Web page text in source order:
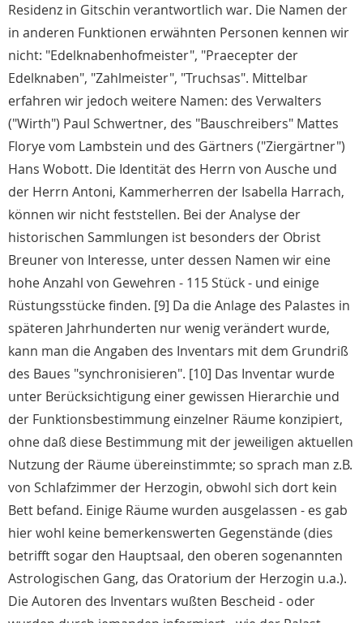
Residenz in Gitschin verantwortlich war. Die Namen der
in anderen Funktionen erwähnten Personen kennen wir
nicht: "Edelknabenhofmeister", "Praecepter der
Edelknaben", "Zahlmeister", "Truchsas". Mittelbar
erfahren wir jedoch weitere Namen: des Verwalters
("Wirth") Paul Schwertner, des "Bauschreibers" Mattes
Florye vom Lambstein und des Gärtners ("Ziergärtner")
Hans Wobott. Die Identität des Herrn von Ausche und
der Herrn Antoni, Kammerherren der Isabella Harrach,
können wir nicht feststellen. Bei der Analyse der
historischen Sammlungen ist besonders der Obrist
Breuner von Interesse, unter dessen Namen wir eine
hohe Anzahl von Gewehren - 115 Stück - und einige
Rüstungsstücke finden. [9] Da die Anlage des Palastes in
späteren Jahrhunderten nur wenig verändert wurde,
kann man die Angaben des Inventars mit dem Grundriß
des Baues "synchronisieren". [10] Das Inventar wurde
unter Berücksichtigung einer gewissen Hierarchie und
der Funktionsbestimmung einzelner Räume konzipiert,
ohne daß diese Bestimmung mit der jeweiligen aktuellen
Nutzung der Räume übereinstimmte; so sprach man z.B.
von Schlafzimmer der Herzogin, obwohl sich dort kein
Bett befand. Einige Räume wurden ausgelassen - es gab
hier wohl keine bemerkenswerten Gegenstände (dies
betrifft sogar den Hauptsaal, den oberen sogenannten
Astrologischen Gang, das Oratorium der Herzogin u.a.).
Die Autoren des Inventars wußten Bescheid - oder